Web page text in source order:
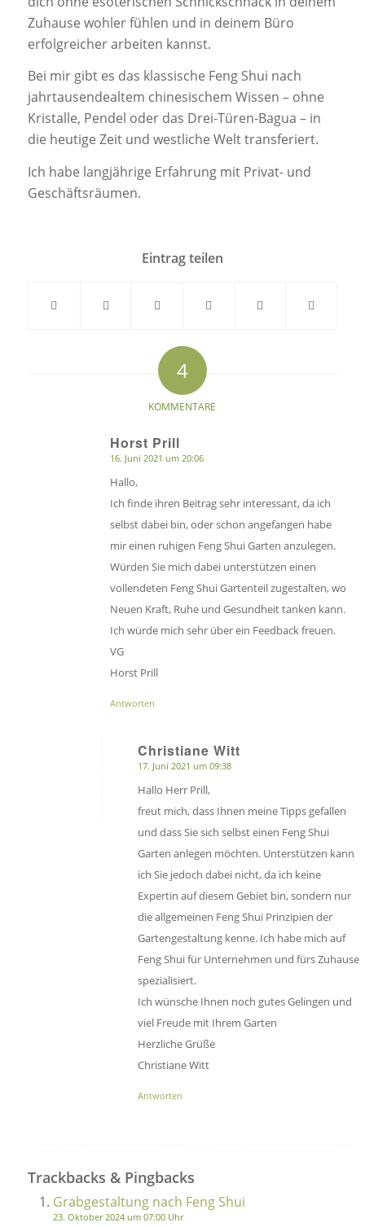
Zuhause wohler fühlen und in deinem Büro
erfolgreicher arbeiten kannst.
Bei mir gibt es das klassische Feng Shui nach
jahrtausendealtem chinesischem Wissen – ohne
Kristalle, Pendel oder das Drei-Türen-Bagua – in
die heutige Zeit und westliche Welt transferiert.
Ich habe langjährige Erfahrung mit Privat- und
Geschäftsräumen.
Eintrag teilen
4
KOMMENTARE
Horst Prill
sagte:
16. Juni 2021 um 20:06
Hallo,
Ich finde ihren Beitrag sehr interessant, da ich
selbst dabei bin, oder schon angefangen habe
mir einen ruhigen Feng Shui Garten anzulegen.
Würden Sie mich dabei unterstützen einen
vollendeten Feng Shui Gartenteil zugestalten, wo
Neuen Kraft, Ruhe und Gesundheit tanken kann.
Ich würde mich sehr über ein Feedback freuen.
VG
Horst Prill
Antworten
Christiane Witt
sagte:
17. Juni 2021 um 09:38
Hallo Herr Prill,
freut mich, dass Ihnen meine Tipps gefallen
und dass Sie sich selbst einen Feng Shui
Garten anlegen möchten. Unterstützen kann
ich Sie jedoch dabei nicht, da ich keine
Expertin auf diesem Gebiet bin, sondern nur
die allgemeinen Feng Shui Prinzipien der
Gartengestaltung kenne. Ich habe mich auf
Feng Shui für Unternehmen und fürs Zuhause
spezialisiert.
Ich wünsche Ihnen noch gutes Gelingen und
viel Freude mit Ihrem Garten
Herzliche Grüße
Christiane Witt
Antworten
Trackbacks & Pingbacks
Grabgestaltung nach Feng Shui
23. Oktober 2024 um 07:00 Uhr